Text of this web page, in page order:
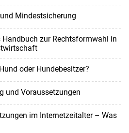
Mindestsicherung
Handbuch zur Rechtsformwahl in
oder Hundebesitzer?
und Voraussetzungen
im Internetzeitalter – Was